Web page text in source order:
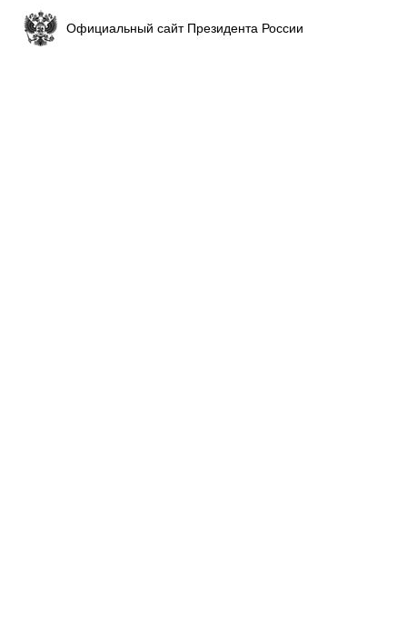
Официальный сайт Президента России